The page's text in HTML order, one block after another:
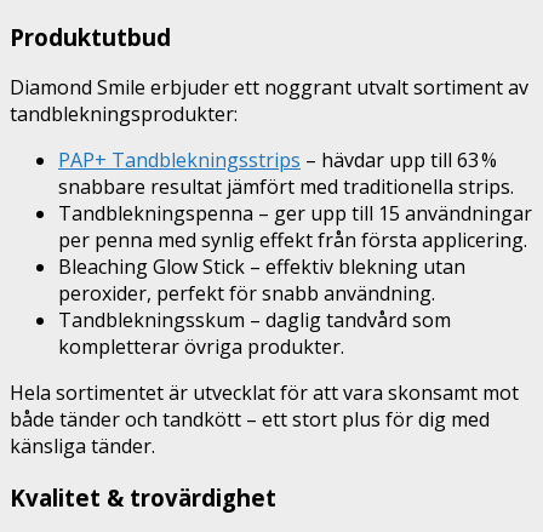
Produktutbud
Diamond Smile erbjuder ett noggrant utvalt sortiment av
tandblekningsprodukter:
PAP+ Tandblekningsstrips – hävdar upp till 63 %
snabbare resultat jämfört med traditionella strips.
Tandblekningspenna – ger upp till 15 användningar
per penna med synlig effekt från första applicering.
Bleaching Glow Stick – effektiv blekning utan
peroxider, perfekt för snabb användning.
Tandblekningsskum – daglig tandvård som
kompletterar övriga produkter.
Hela sortimentet är utvecklat för att vara skonsamt mot
både tänder och tandkött – ett stort plus för dig med
känsliga tänder.
Kvalitet & trovärdighet